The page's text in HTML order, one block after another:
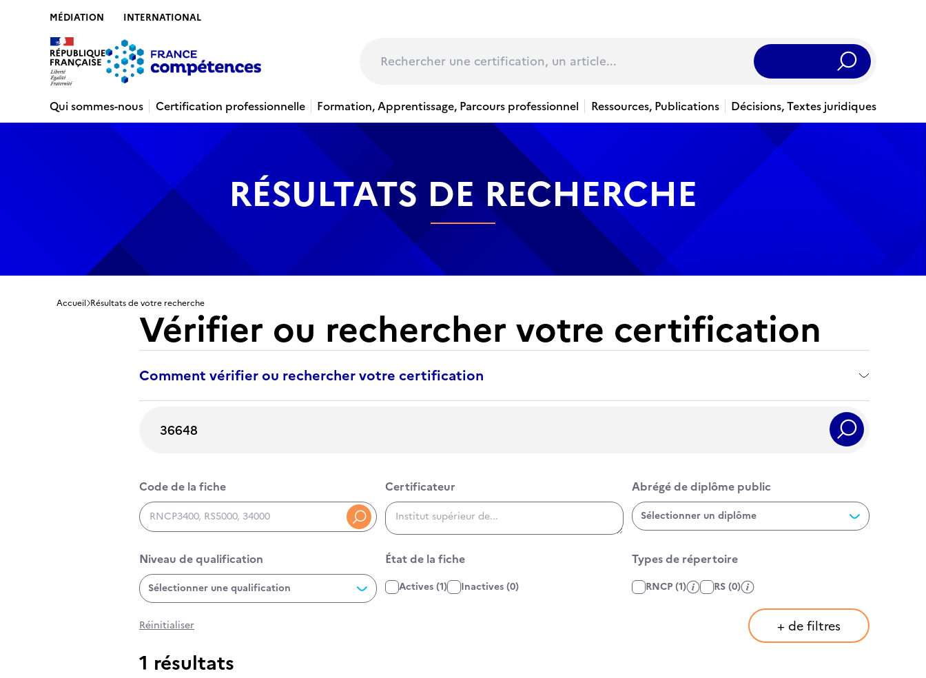
MÉDIATION INTERNATIONAL
Rechercher
Qui sommes-nous
Certification professionnelle Formation, Apprentissage, Parcours professionnel Ressources, Publications Décisions, Textes juridiques
RÉSULTATS DE RECHERCHE
Accueil Résultats de votre recherche
Vérifier ou rechercher votre certification
Comment vérifier ou rechercher votre certification
Rechercher
Code de la fiche
Code de la fiche
RNCP3400, RS5000, 34000
Certificateur
Certificateur Abrégé de diplôme public
Abrégé de diplôme public
Sélectionner un diplôme
Niveau de qualification
Niveau de qualification
Sélectionner une qualification
État de la fiche
État de la fiche
Actives(1) Inactives(0)
Affiner par type de fiche
Types de répertoire
RNCP(1) RS(0)
Réinitialiser + de filtres
1 résultats